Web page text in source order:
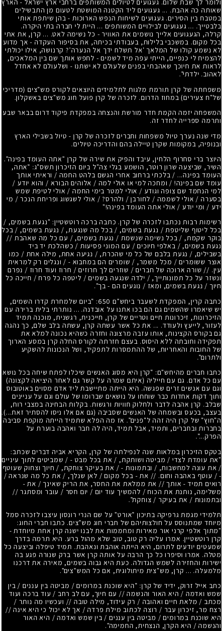
ולומר לך שבת שלום. געגועים לטיולים המשותפים ברחבי ארץ ישראל - הארץ
שאותה כה אהבת. ... געגועים ליד הקטנה המושטת לטעום מן התבשילים
במטבח בין הסירים. געגועים לשיחות הנפש הארוכות - בהן שיתפת אותי
בלבטייך. ... געגועים לבילויים המשותפים ... היית לי חברה בתי היקרה.
קרלה, הגעגועים אלייך נושמים את האוויר - כל נשימה לאט. ... קרן, את אתי
בכל מקום. במשכבי בלילות, בעבודתי בכיתה, את בסיפור העקדה - אך מדוע
לא נשמע קולו של המלאך 'אל תשלח ידך אל הנערה'? קרנושה, אילו יכולתי
להצמיח לי כנפיים, הייתי עפה מיד לשמים - לחפש אותך שם בין המלאכים,
לראות את חיוכך שאהבתי בפנים שלעולם לא ישתנו - ושלעולם לא אחדל
לאהוב. ילדתי".
משפחתה של קרן תורמת מלגות לתלמידים היוצאים לקורס מש"צים (מדריכי
של"ח צעירים) במחוז הדרום. לזכרה של קרן פועל חוג מש"צים באשקלון.
המשפחה יזמה הקמת חדר מורשת והנצחה במפקדת פיקוד דרום בבאר שבע
ותרמה ספרייה לחדר זה.
מדי שנה נערך טיול משפחות וחברים לזכרה של קרן - טיול בשבילי הארץ
ובנופיה, במקומות שקרן טיילה בהם והדריכה טיולים.
היוצר ברי סחרוף הלחין, עיבד והפיק את שירה של קרן "אתה העומד בפינה".
השיר, שביצעה שרון רוטר, הושמע בגלי צה"ל ביום הזיכרון תשס"ג: "אתה,
העומד בפינה... / בלכתי ברחוב אחרי הגשם בלהט החמה / וראיתי אותך
עומד שם בפינה! / ומחכה למי או אולי למה / אלוהים הבורא / והוא יודע /
למי הנחמד שם צופה וגודע / אולי למטר בימי החמה / אולי לטיפת שמש
בסערה / אולי לשממה / לחורבן / ולהרס? / אולי לשגשוג ופריחת הנכר / מי
ידע / ומי יודע / אולי אתה העומד בפינה!"
רשימות רבות נכתבו לזכרה של קרן. כתבה ברכה רוטשטיין: "נגעת בשמים, /
בכל ליטוף שליטפת / נגעת בשמים, / בכל מה שנגעת, / נגעת בשמים, / בכל
בוקר שקמת, / בכל נשימה שנשמת / נגעת בשמים, / עם כל מה שאהבת //
נגעת בשמים, / באלפי חיוכים / עם המוני פסיעות / כשהלכת יד ביד
בשבילים, / נגעת בלבם של כל מי שהכרת, / נגיעה אחת, מילה אחת / כמו
אוצר ששומרים / מכל משמר, / שומרים הם במחבוא - / ונגלים רק למראית
עין. // שורה ארוכה של חברים / שוזרים לך חרוזים / חרוז ועוד חרוז / נפרם
ונשזר על כל תמונותייך, / ילדה שנגעה בשמים / ליטפה כל פרח / חייכה כל
חיוך / נגעת בשמים, ומאז / נוגעים הם - בך".
כתבה קרין, המפקדת לשעבר ביחש"ם 650: "ביום שלמחרת קדרו השמים,
יש שיאמרו שהשמים גם הם בכו אתנו על אובדנה. ... נותרתי בלית ברירה עם
הזיכרונות, זיכרונות חיים וטריים של קרן, חייכנית, רגשנית, מוכנה תמיד
לעזור, לייעץ ולעודד. ... את כל אשר עשתה קרן, עשתה בלב שלם, כך נהגה
גם בקורס הקצינות, אותו עזבה מרצונה וחזרה כשהיא נכונה למלא את
תפקידה וחובתה ללא היסוס. בעצם חזרתה לקורס החלה קרן במסע הארוך
של החובות והאחריות, של ההתמסרות לתפקיד, ושל הנכונות להשקיע
ולתרום".
כתבו חברים מהיחש"ם: "קרן היא מסוג האנשים שיכלו לפתח שיחה בכל נושא
עם כל אדם. גם עם חייליה (איתם שמרה על קשר גם לאחר היציאה לקצונה)
וגם עם אנשים זרים שפגשה. היא הייתה מתיישבת ליד אדם מסוים באוטובוס
ותוך דקות אחדות כבר שוחחו על נושאים שברומו של עולם וגם על עניינים
שבלב. קרן אהבה לדבר ולחלוק חוויות ורגשות. בקלות הבחינה במצבי רוח,
בעצב, בכעס ובשמחה של האנשים שסביבה (גם אם אלו ניסו להסתיר זאת...).
ה"חוץ" של קרן היה זהה ל"פנים". אז מה הפלא שתמיד הייתה מוקפת סביבה
בחברות ובחברים, ותמיד, אבל תמיד, היה לה חבר ואהבה בוערת על
הפרק...".
בטקס הזיכרון במלאות שנה לנפילתה של קרן, הקריא אביה דברים שכתב:
"את עומדת לצדי / מביטה ושותקת, / את בכל מבט - / שמביטים לתוך עיניים
/ את עונה למחשבות, / ובתמונות - / את בעיקר צוחקת, / חיוך וצחוק שעוטף
- / עוטף באהבה וחום. // את - בכל מקום / לאן שנלך, / את כל מה שנראה /
רואים תמיד - אותך // את ממלאת את החסר, את הריק שאינך / את -
משלימה, נותנת את הכוח / להמשיך עוד יום / יום חסר / עובר ומסתגר //
ובתמונות / את בעיקר / צוחקת".
תלמידי מגמת גרפיקה בתיכון "אורט" על שם הנרי רונסון עיצבו לזכרה סמל
מיוחד שמתנוסס על חולצותיהם של חברי חוג מש"צים. כתבו חברי החוג:
"מתוך אלפי קרני אור מאירות ומחממות את לבנו ישנה קרן אחת מיוחדת -
קרן רוטשטיין. אמרו עליה רק טוב, טוב שלא מהול ברע. היא תרמה בדרך
שמעטים יודעים לתרום, היא הייתה אוהבת ונאהבת. תמיד טיפלה וביצעה כל
מטלה. אמרו וסיפרו כל כך הרבה על אותה קרן אשר ברק שנורה פגע בה
ישירות והחזירה לשמש הגדולה. כעת היא גבוה בשמים, מאירה את דרכנו
מלמעלה. ... קרן, מש"צית מיתולוגית, אם כל המש"צים".
כתב אייל זרוק, ידיד של קרן: "היא שוכנת במרומים / מביטה בין עננים / בין
שמש ואדמה / היא האור והנשמה // עם חיוך, עם לב רחב / עוד ברכה ועוד
מכתב / מלאת חיים ואהובה / רק עידוד, מילה טובה // ועכשיו מה נותר /
רצח מר, זיכרון עבר / רוצה לכתוב מילת פרדה / אך לא יכול כי היא אינה //
היא שוכנת במרומים / מביטה בין עננים / בין שמש ואדמה / היא האור
והנשמה / היא הקרן, הנצחית, החמימה".